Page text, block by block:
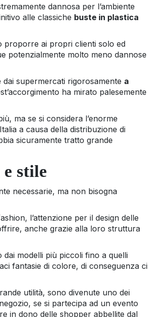
dannosa per l’ambiente
alle classiche buste in plastica
proporre ai propri clienti solo ed
potenzialmente molto meno dannose
supermercati rigorosamente a
ha mirato palesemente
ma se si considera l’enorme
a causa della distribuzione di
sicuramente tratto grande
stile
necessarie, ma non bisogna
l’attenzione per il design delle
anche grazie alla loro struttura
dai modelli più piccoli fino a quelli
fantasie di colore, di conseguenza ci
utilità, sono divenute uno dei
se si partecipa ad un evento
in dono delle shopper abbellite dal